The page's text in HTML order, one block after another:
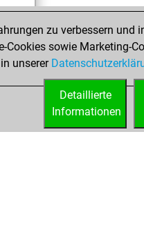
zu verbessern und
sowie Marketing-
unserer
Detaillierte
Informationen